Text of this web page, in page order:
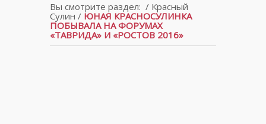
Вы смотрите раздел: / Красный
Сулин / ЮНАЯ КРАСНОСУЛИНКА
ПОБЫВАЛА НА ФОРУМАХ
«ТАВРИДА» И «РОСТОВ 2016»